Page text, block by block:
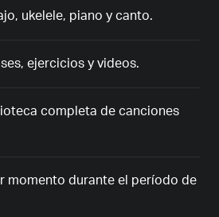
ukelele, piano y canto.
ejercicios y videos.
completa de canciones
momento durante el período de